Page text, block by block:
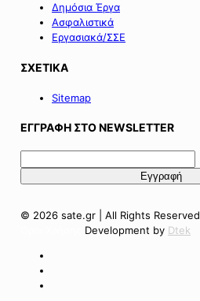
Δημόσια Έργα
Ασφαλιστικά
Εργασιακά/ΣΣΕ
ΣΧΕΤΙΚΑ
Sitemap
ΕΓΓΡΑΦΗ ΣΤΟ NEWSLETTER
© 2026 sate.gr | All Rights Reserved
Development by Dtek